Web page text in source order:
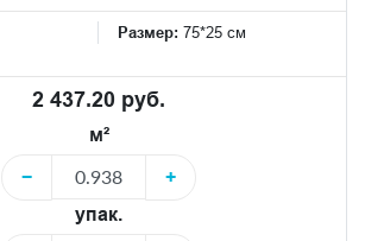
Размер: 75*25 см
2 437.20 руб.
м²
−
+
упак.